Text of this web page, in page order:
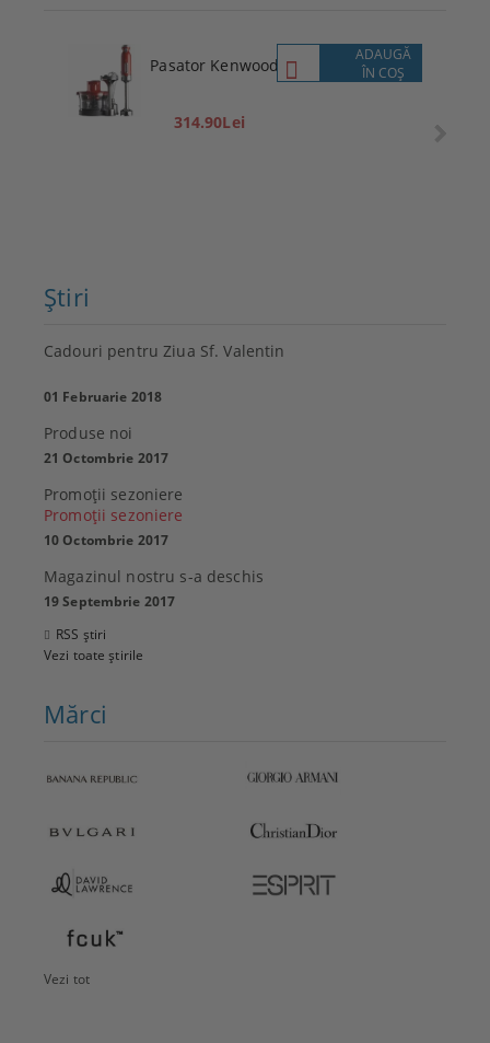
Pasator Kenwood
314.90Lei
ADAUGĂ
ÎN COŞ
Ştiri
Cadouri pentru Ziua Sf. Valentin
01 Februarie 2018
Produse noi
21 Octombrie 2017
Promoţii sezoniere
Promoţii sezoniere
10 Octombrie 2017
Magazinul nostru s-a deschis
19 Septembrie 2017
RSS știri
Vezi toate știrile
Mărci
Vezi tot